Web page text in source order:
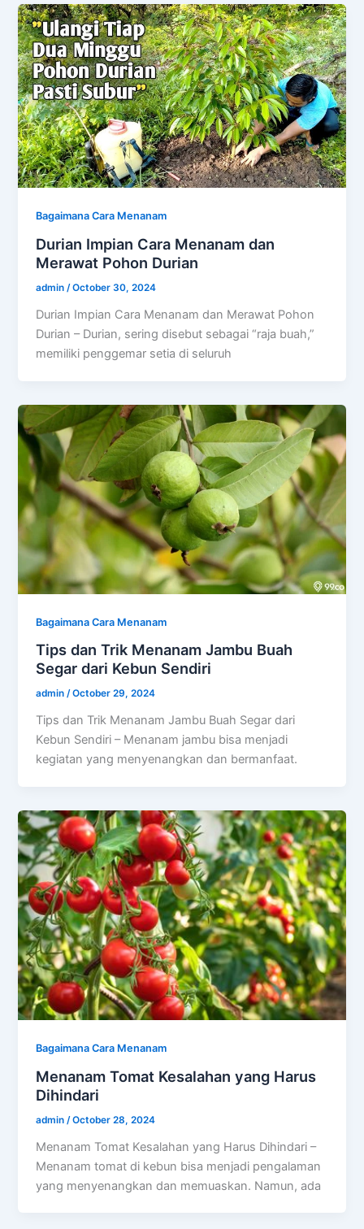
Bagaimana Cara Menanam
Durian Impian Cara Menanam dan
Merawat Pohon Durian
admin/October 30, 2024
Durian Impian Cara Menanam dan Merawat Pohon
Durian – Durian, sering disebut sebagai “raja buah,”
memiliki penggemar setia di seluruh
Bagaimana Cara Menanam
Tips dan Trik Menanam Jambu Buah
Segar dari Kebun Sendiri
admin/October 29, 2024
Tips dan Trik Menanam Jambu Buah Segar dari
Kebun Sendiri – Menanam jambu bisa menjadi
kegiatan yang menyenangkan dan bermanfaat.
Bagaimana Cara Menanam
Menanam Tomat Kesalahan yang Harus
Dihindari
admin /October 28, 2024
Menanam Tomat Kesalahan yang Harus Dihindari –
Menanam tomat di kebun bisa menjadi pengalaman
yang menyenangkan dan memuaskan. Namun, ada